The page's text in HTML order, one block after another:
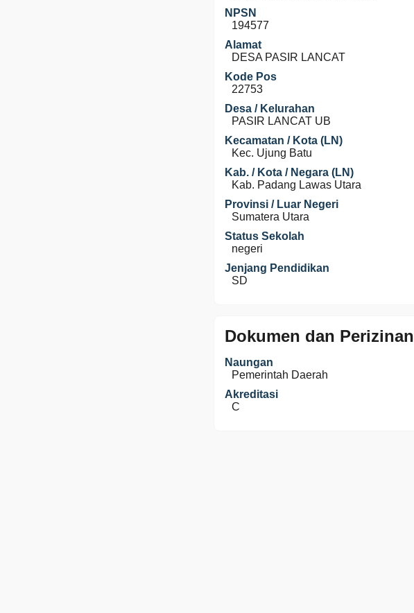
NPSN
194577
Alamat
DESA PASIR LANCAT
Kode Pos
22753
Desa / Kelurahan
PASIR LANCAT UB
Kecamatan / Kota (LN)
Kec. Ujung Batu
Kab. / Kota / Negara (LN)
Kab. Padang Lawas Utara
Provinsi / Luar Negeri
Sumatera Utara
Status Sekolah
negeri
Jenjang Pendidikan
SD
Dokumen dan Perizinan
Naungan
Pemerintah Daerah
Akreditasi
C